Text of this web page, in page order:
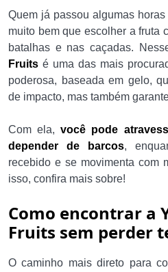
Quem já passou algumas
muito bem que escolher a fruta
batalhas e nas caçadas.
Fruits é uma das mais
poderosa, baseada em gelo,
de impacto, mas também
Com ela,você pode
depender de barcos,
recebido e se movimenta com
isso, confira mais sobre!
Como encontrar a
Fruits sem perder
O caminho mais direto para